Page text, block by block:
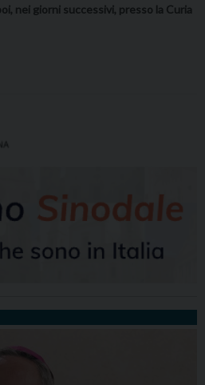
nei giorni successivi, presso la Curia